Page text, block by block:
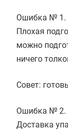
Ошибка № 1.
Плохая
можно
ничего
Совет:
Ошибка № 2.
Доставка